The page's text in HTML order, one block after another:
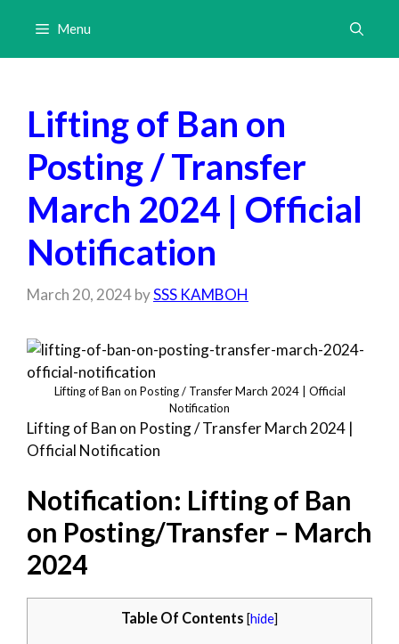
content
Menu
Lifting of Ban on
Posting / Transfer
March 2024 | Official
Notification
March 20, 2024bySSS KAMBOH
Lifting of Ban on Posting / Transfer March 2024 | Official
Notification
Lifting of Ban on Posting / Transfer March 2024 |
Official Notification
Notification: Lifting of Ban
on Posting/Transfer – March
2024
Table Of Contents [hide]